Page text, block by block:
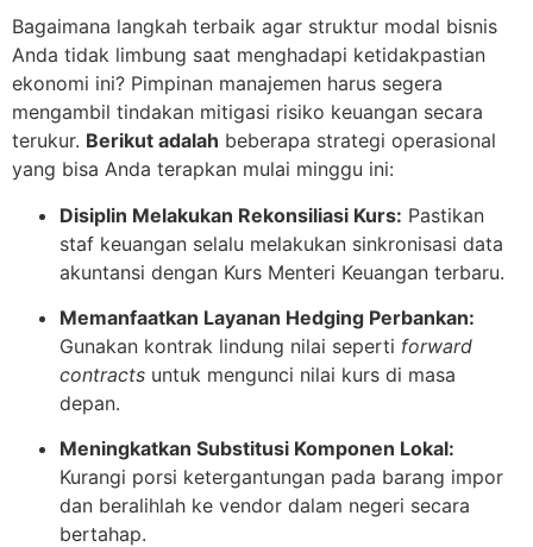
Bagaimana langkah terbaik agar struktur modal bisnis
Anda tidak limbung saat menghadapi ketidakpastian
ekonomi ini? Pimpinan manajemen harus segera
mengambil tindakan mitigasi risiko keuangan secara
terukur. Berikut adalah beberapa strategi operasional
yang bisa Anda terapkan mulai minggu ini:
Disiplin Melakukan Rekonsiliasi Kurs: Pastikan
staf keuangan selalu melakukan sinkronisasi data
akuntansi dengan Kurs Menteri Keuangan terbaru.
Memanfaatkan Layanan Hedging Perbankan:
Gunakan kontrak lindung nilai seperti forward
contracts untuk mengunci nilai kurs di masa
depan.
Meningkatkan Substitusi Komponen Lokal:
Kurangi porsi ketergantungan pada barang impor
dan beralihlah ke vendor dalam negeri secara
bertahap.